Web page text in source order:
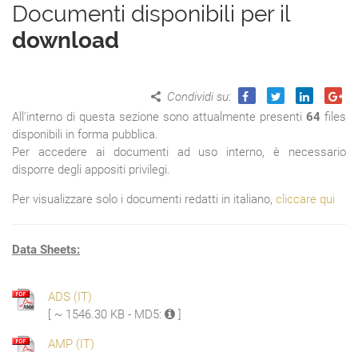
Documenti disponibili per il
download
Condividi su:
All'interno di questa sezione sono attualmente presenti 64 files
disponibili in forma pubblica.
Per accedere ai documenti ad uso interno, è necessario
disporre degli appositi privilegi.
Per visualizzare solo i documenti redatti in italiano, cliccare qui
Data Sheets:
ADS (IT)
[ ~ 1546.30 KB - MD5:
]
AMP (IT)